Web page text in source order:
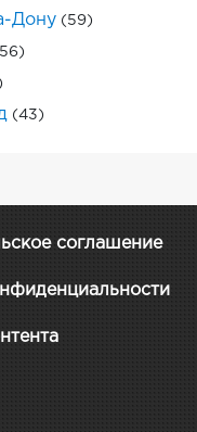
Дону (59)
(43)
соглашение